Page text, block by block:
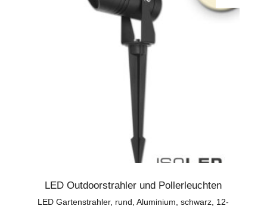
LED Outdoorstrahler und Pollerleuchten
LED Gartenstrahler, rund, Aluminium, schwarz, 12-